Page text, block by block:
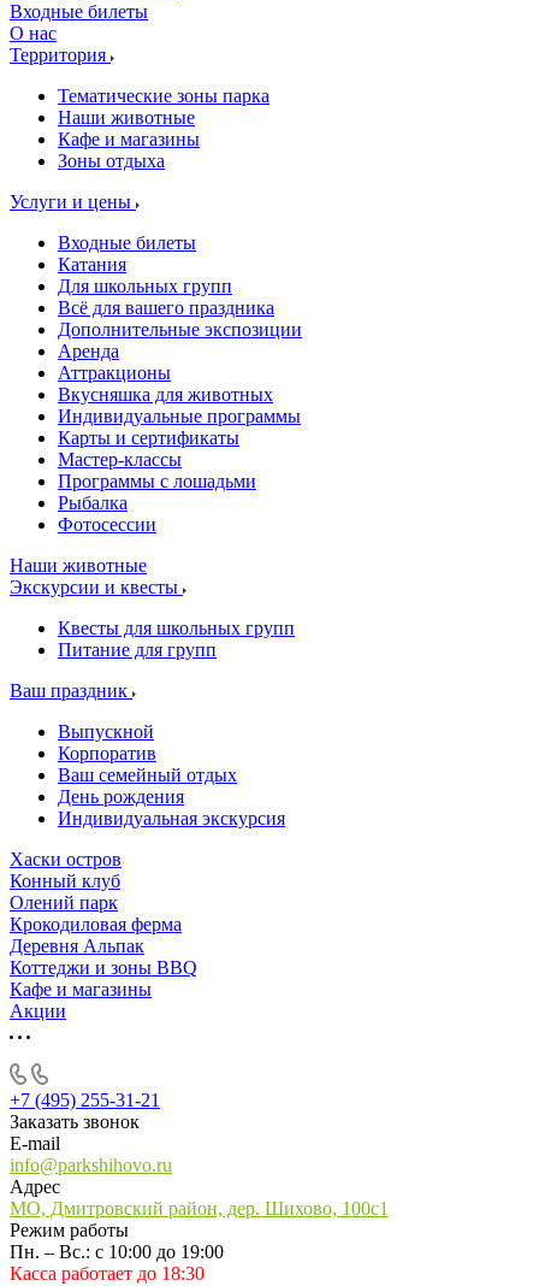
Входные билеты
О нас
Территория
Тематические зоны парка
Наши животные
Кафе и магазины
Зоны отдыха
Услуги и цены
Входные билеты
Катания
Для школьных групп
Всё для вашего праздника
Дополнительные экспозиции
Аренда
Аттракционы
Вкусняшка для животных
Индивидуальные программы
Карты и сертификаты
Мастер-классы
Программы с лошадьми
Рыбалка
Фотосессии
Наши животные
Экскурсии и квесты
Квесты для школьных групп
Питание для групп
Ваш праздник
Выпускной
Корпоратив
Ваш семейный отдых
День рождения
Индивидуальная экскурсия
Хаски остров
Конный клуб
Олений парк
Крокодиловая ферма
Деревня Альпак
Коттеджи и зоны BBQ
Кафе и магазины
Акции
+7 (495) 255-31-21
Заказать звонок
E-mail
info@parkshihovo.ru
Адрес
МО, Дмитровский район, дер. Шихово, 100с1
Режим работы
Пн. – Вс.: с 10:00 до 19:00
Касса работает до 18:30